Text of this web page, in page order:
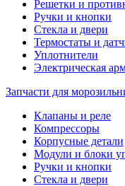
Решетки и
Ручки и кнопки
Стекла и двери
Термостаты и
Уплотнители
Электрическая
Запчасти для
Клапаны и реле
Компрессоры
Корпусные детали
Модули и блоки
Ручки и кнопки
Стекла и двери